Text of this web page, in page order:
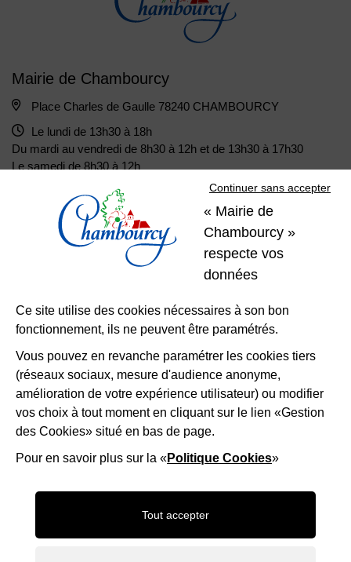
Mairie de Chambourcy
Place Charles de Gaulle 78240 CHAMBOURCY
Le lundi de 13h30 à 18h
Du mardi au vendredi de 8h30 à 12h et de 13h30 à 17h30
Le samedi de 8h30 à 12h
01 39 22 31 31 Nous contacter
Restons
connectés
Télécharger l’application
Nous suivre
Facebook
Instagram
LinkedIn
Mentions légalesAccessibilité
Politique d'utilisation des cookiesGestion des cookies
Maison-Andre-Derain
Desert-Retz Saint-
Frame_9OTISGBS
Continuer sans accepter
« Mairie de
Chambourcy »
respecte vos
données
Ce site utilise des cookies nécessaires à son bon
fonctionnement, ils ne peuvent être paramétrés.
Vous pouvez en revanche paramétrer les cookies tiers
(réseaux sociaux, mesure d'audience anonyme,
amélioration de votre expérience utilisateur) ou modifier
vos choix à tout moment en cliquant sur le lien «Gestion
des Cookies» situé en bas de page.
Pour en savoir plus sur la «Politique Cookies»
Tout accepter